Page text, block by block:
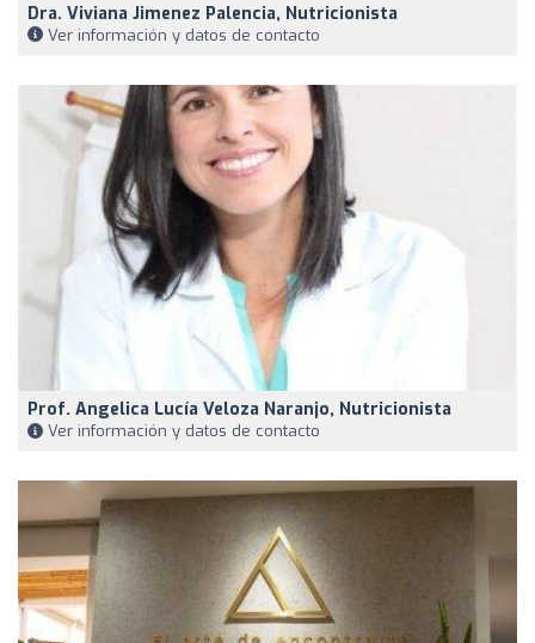
Dra. Viviana Jimenez Palencia, Nutricionista
Ver información y datos de contacto
Prof. Angelica Lucía Veloza Naranjo, Nutricionista
Ver información y datos de contacto